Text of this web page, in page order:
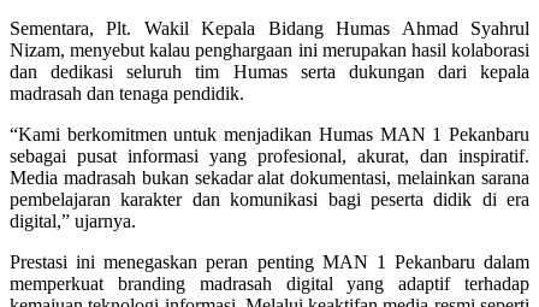
Sementara, Plt. Wakil Kepala Bidang Humas Ahmad Syahrul
Nizam, menyebut kalau penghargaan ini merupakan hasil kolaborasi
dan dedikasi seluruh tim Humas serta dukungan dari kepala
madrasah dan tenaga pendidik.
“Kami berkomitmen untuk menjadikan Humas MAN 1 Pekanbaru
sebagai pusat informasi yang profesional, akurat, dan inspiratif.
Media madrasah bukan sekadar alat dokumentasi, melainkan sarana
pembelajaran karakter dan komunikasi bagi peserta didik di era
digital,” ujarnya.
Prestasi ini menegaskan peran penting MAN 1 Pekanbaru dalam
memperkuat branding madrasah digital yang adaptif terhadap